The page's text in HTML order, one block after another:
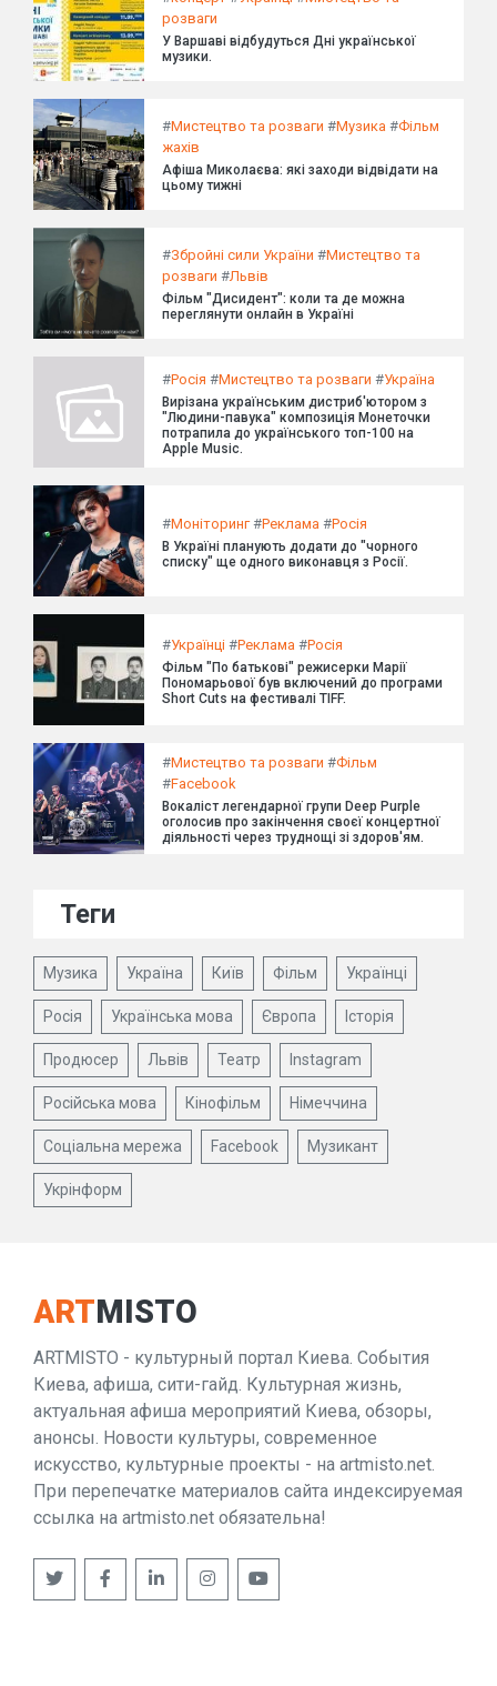
розваги
У Варшаві відбудуться Дні української
музики.
#Мистецтво та розваги #Музика #Фільм
жахів
Афіша Миколаєва: які заходи відвідати на
цьому тижні
#Збройні сили України #Мистецтво та
розваги #Львів
Фільм "Дисидент": коли та де можна
переглянути онлайн в Україні
#Росія #Мистецтво та розваги #Україна
Вирізана українським дистриб'ютором з
"Людини-павука" композиція Монеточки
потрапила до українського топ-100 на
Apple Music.
#Моніторинг#Реклама #Росія
В Україні планують додати до "чорного
списку" ще одного виконавця з Росії.
#Українці #Реклама #Росія
Фільм "По батькові" режисерки Марії
Пономарьової був включений до програми
Short Cuts на фестивалі TIFF.
#Мистецтво та розваги #Фільм
#Facebook
Вокаліст легендарної групи Deep Purple
оголосив про закінчення своєї концертної
діяльності через труднощі зі здоров'ям.
Теги
Музика Україна Київ Фільм Українці
Росія Українська мова Європа Історія
Продюсер Львів Театр Instagram
Російська мова Кінофільм Німеччина
Соціальна мережа Facebook Музикант
Укрінформ
ARTMISTO
ARTMISTO - культурный портал Киева. События
Киева, афиша, сити-гайд. Культурная жизнь,
актуальная афиша мероприятий Киева, обзоры,
анонсы. Новости культуры, современное
искусство, культурные проекты - на artmisto.net.
При перепечатке материалов сайта индексируемая
ссылка на artmisto.net обязательна!